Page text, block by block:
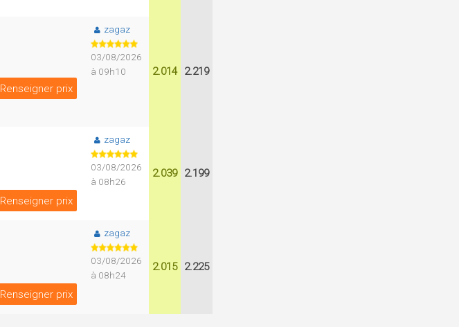
Renseigner prix
zagaz
03/08/2026
à 09h10
2.014 2.219
Renseigner prix
zagaz
03/08/2026
à 08h26
2.039 2.199
Renseigner prix
zagaz
03/08/2026
à 08h24
2.015 2.225